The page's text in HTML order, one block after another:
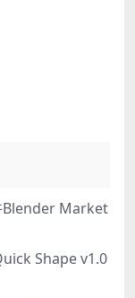
Blender Market
Shape v1.0